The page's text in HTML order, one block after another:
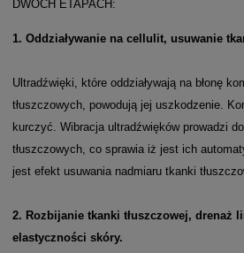
DWÓCH ETAPACH:
1. Oddziaływanie na cellulit, usuwanie
Ultradźwięki, które oddziaływają na błonę
tłuszczowych, powodują jej uszkodzenie.
kurczyć. Wibracja ultradźwięków prowadzi
tłuszczowych, co sprawia iż jest ich
jest efekt usuwania nadmiaru tkanki
2. Rozbijanie tkanki tłuszczowej, drenaż
elastyczności skóry.